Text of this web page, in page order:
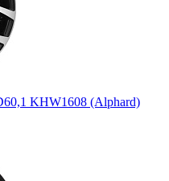
KHW1608 (Alphard)